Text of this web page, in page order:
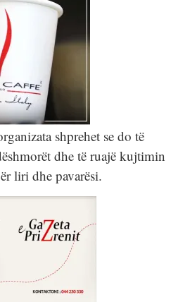
shprehet se do të
dhe të ruajë kujtimin
liri dhe pavarësi.